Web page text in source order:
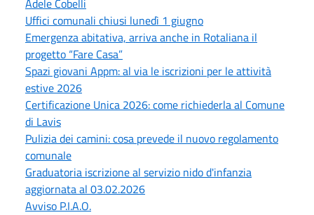
Uffici comunali chiusi lunedì 1 giugno
Emergenza abitativa, arriva anche in Rotaliana il
progetto “Fare Casa”
Spazi giovani Appm: al via le iscrizioni per le attività
estive 2026
Certificazione Unica 2026: come richiederla al Comune
di Lavis
Pulizia dei camini: cosa prevede il nuovo regolamento
comunale
Graduatoria iscrizione al servizio nido d'infanzia
aggiornata al 03.02.2026
Avviso P.I.A.O.